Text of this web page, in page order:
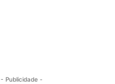
- Publicidade -